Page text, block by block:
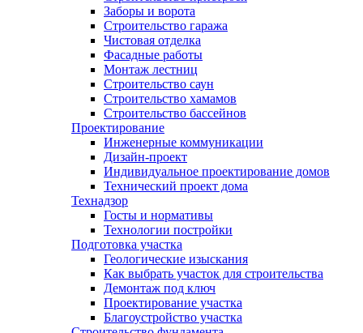
Заборы и ворота
Строительство гаража
Чистовая отделка
Фасадные работы
Монтаж лестниц
Строительство саун
Строительство хамамов
Строительство бассейнов
Проектирование
Инженерные коммуникации
Дизайн-проект
Индивидуальное проектирование домов
Технический проект дома
Технадзор
Госты и нормативы
Технологии постройки
Подготовка участка
Геологические изыскания
Как выбрать участок для строительства
Демонтаж под ключ
Проектирование участка
Благоустройство участка